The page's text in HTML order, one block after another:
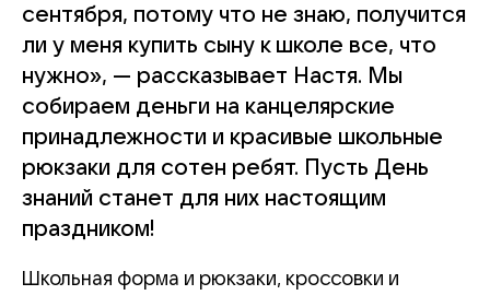
сентября, потому что не знаю, получится
ли у меня купить сыну к школе все, что
нужно», — рассказывает Настя. Мы
собираем деньги на канцелярские
принадлежности и красивые школьные
рюкзаки для сотен ребят. Пусть День
знаний станет для них настоящим
праздником!
Школьная форма и рюкзаки, кроссовки и